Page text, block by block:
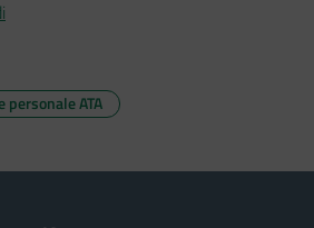
personale ATA